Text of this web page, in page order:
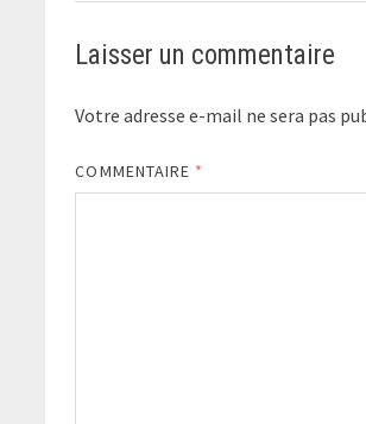
Laisser un commentaire
Votre adresse e-mail ne sera pas
COMMENTAIRE *